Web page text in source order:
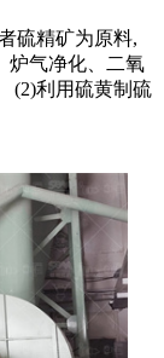
硫精矿为原料,
炉气净化、二氧
(2)利用硫黄制硫